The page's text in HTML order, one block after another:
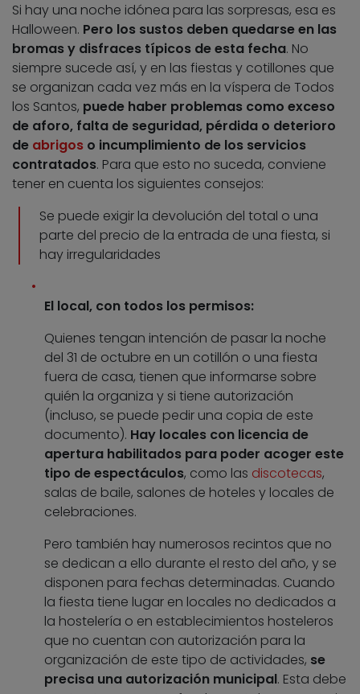
Si hay una noche idónea para las sorpresas, esa es
Halloween. Pero los sustos deben quedarse en las
bromas y disfraces típicos de esta fecha. No
siempre sucede así, y en las fiestas y cotillones que
se organizan cada vez más en la víspera de Todos
los Santos, puede haber problemas como exceso
de aforo, falta de seguridad, pérdida o deterioro
de abrigos o incumplimiento de los servicios
contratados. Para que esto no suceda, conviene
tener en cuenta los siguientes consejos:
Se puede exigir la devolución del total o una
parte del precio de la entrada de una fiesta, si
hay irregularidades
El local, con todos los permisos:
Quienes tengan intención de pasar la noche
del 31 de octubre en un cotillón o una fiesta
fuera de casa, tienen que informarse sobre
quién la organiza y si tiene autorización
(incluso, se puede pedir una copia de este
documento). Hay locales con licencia de
apertura habilitados para poder acoger este
tipo de espectáculos, como las discotecas,
salas de baile, salones de hoteles y locales de
celebraciones.
Pero también hay numerosos recintos que no
se dedican a ello durante el resto del año, y se
disponen para fechas determinadas. Cuando
la fiesta tiene lugar en locales no dedicados a
la hostelería o en establecimientos hosteleros
que no cuentan con autorización para la
organización de este tipo de actividades, se
precisa una autorización municipal. Esta debe